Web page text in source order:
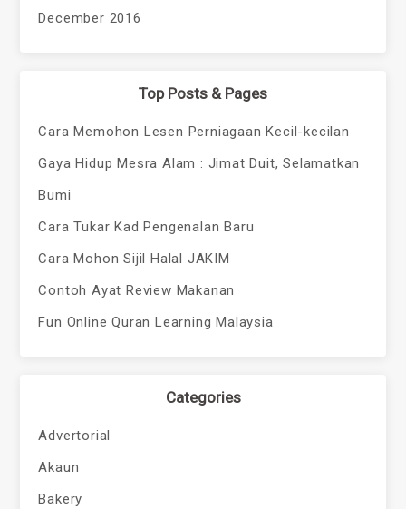
December 2016
Top Posts & Pages
Cara Memohon Lesen Perniagaan Kecil-kecilan
Gaya Hidup Mesra Alam : Jimat Duit, Selamatkan
Bumi
Cara Tukar Kad Pengenalan Baru
Cara Mohon Sijil Halal JAKIM
Contoh Ayat Review Makanan
Fun Online Quran Learning Malaysia
Categories
Advertorial
Akaun
Bakery